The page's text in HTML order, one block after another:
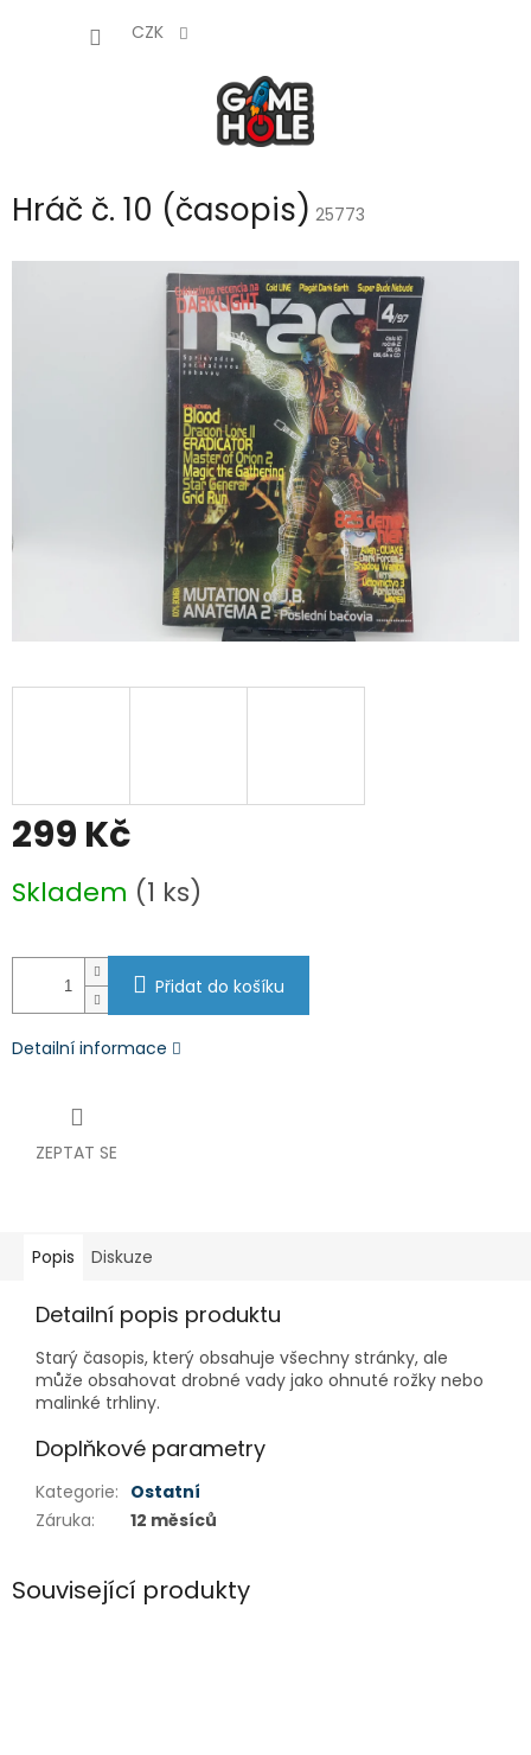
CZK
Hráč č. 10 (časopis) 25773
299 Kč
cena:
Skladem (1 ks)
Přidat do košíku
Detailní informace
ZEPTAT SE
Popis Diskuze
Detailní popis produktu
Starý časopis, který obsahuje všechny stránky, ale
může obsahovat drobné vady jako ohnuté rožky nebo
malinké trhliny.
Doplňkové parametry
Kategorie: Ostatní
Záruka: 12 měsíců
Související produkty